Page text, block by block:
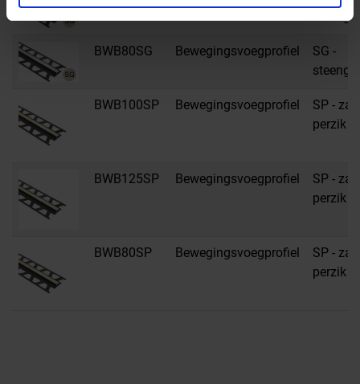
BWB80SG Bewegingsvoegprofiel
SG -
BWB100SP Bewegingsvoegprofiel
SP -
perzik
BWB125SP Bewegingsvoegprofiel
SP -
perzik
BWB80SP Bewegingsvoegprofiel
SP -
perzik